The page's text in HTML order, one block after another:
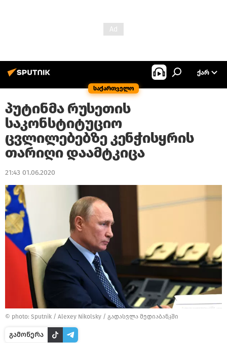
საქართველო
ᲥᲐᲠ
პუტინმა რუსეთის
საკონსტიტუციო
ცვლილებებზე კენჭისყრის
თარიღი დაამტკიცა
21:43 01.06.2020
© photo: Sputnik / Alexey Nikolsky / გადასვლა მედიაბანკში
გამოწერა